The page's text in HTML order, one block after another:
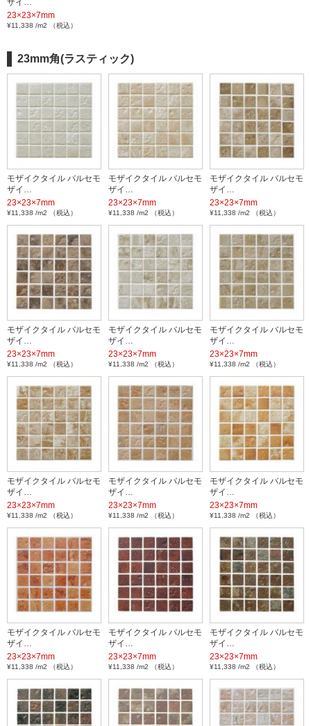
ザイ…
23×23×7mm
¥11,338 /m2 （税込）
23mm角(ラスティック)
モザイクタイル バルセモ
ザイ…
23×23×7mm
¥11,338 /m2 （税込）
モザイクタイル バルセモ
ザイ…
23×23×7mm
¥11,338 /m2 （税込）
モザイクタイル バルセモ
ザイ…
23×23×7mm
¥11,338 /m2 （税込）
モザイクタイル バルセモ
ザイ…
23×23×7mm
¥11,338 /m2 （税込）
モザイクタイル バルセモ
ザイ…
23×23×7mm
¥11,338 /m2 （税込）
モザイクタイル バルセモ
ザイ…
23×23×7mm
¥11,338 /m2 （税込）
モザイクタイル バルセモ
ザイ…
23×23×7mm
¥11,338 /m2 （税込）
モザイクタイル バルセモ
ザイ…
23×23×7mm
¥11,338 /m2 （税込）
モザイクタイル バルセモ
ザイ…
23×23×7mm
¥11,338 /m2 （税込）
モザイクタイル バルセモ
ザイ…
23×23×7mm
¥11,338 /m2 （税込）
モザイクタイル バルセモ
ザイ…
23×23×7mm
¥11,338 /m2 （税込）
モザイクタイル バルセモ
ザイ…
23×23×7mm
¥11,338 /m2 （税込）